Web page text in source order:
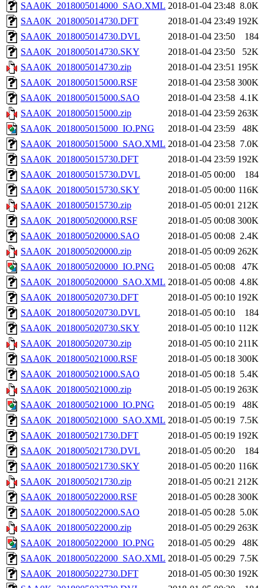
SAA0K_2018005014000_SAO.XML 2018-01-04 23:48 8.0K
SAA0K_2018005014730.DFT
2018-01-04 23:49 192K
SAA0K_2018005014730.DVL
2018-01-04 23:50
184
SAA0K_2018005014730.SKY
2018-01-04 23:50
52K
SAA0K_2018005014730.zip
2018-01-04 23:51 195K
SAA0K_2018005015000.RSF
2018-01-04 23:58 300K
SAA0K_2018005015000.SAO
2018-01-04 23:58 4.1K
SAA0K_2018005015000.zip
2018-01-04 23:59 263K
SAA0K_2018005015000_IO.PNG
2018-01-04 23:59
48K
SAA0K_2018005015000_SAO.XML 2018-01-04 23:58 7.0K
SAA0K_2018005015730.DFT
2018-01-04 23:59 192K
SAA0K_2018005015730.DVL
2018-01-05 00:00
184
SAA0K_2018005015730.SKY
2018-01-05 00:00 116K
SAA0K_2018005015730.zip
2018-01-05 00:01 212K
SAA0K_2018005020000.RSF
2018-01-05 00:08 300K
SAA0K_2018005020000.SAO
2018-01-05 00:08 2.4K
SAA0K_2018005020000.zip
2018-01-05 00:09 262K
SAA0K_2018005020000_IO.PNG
2018-01-05 00:08
47K
SAA0K_2018005020000_SAO.XML 2018-01-05 00:08 4.8K
SAA0K_2018005020730.DFT
2018-01-05 00:10 192K
SAA0K_2018005020730.DVL
2018-01-05 00:10
184
SAA0K_2018005020730.SKY
2018-01-05 00:10 112K
SAA0K_2018005020730.zip
2018-01-05 00:10 211K
SAA0K_2018005021000.RSF
2018-01-05 00:18 300K
SAA0K_2018005021000.SAO
2018-01-05 00:18 5.4K
SAA0K_2018005021000.zip
2018-01-05 00:19 263K
SAA0K_2018005021000_IO.PNG
2018-01-05 00:19
48K
SAA0K_2018005021000_SAO.XML 2018-01-05 00:19 7.5K
SAA0K_2018005021730.DFT
2018-01-05 00:19 192K
SAA0K_2018005021730.DVL
2018-01-05 00:20
184
SAA0K_2018005021730.SKY
2018-01-05 00:20 116K
SAA0K_2018005021730.zip
2018-01-05 00:21 212K
SAA0K_2018005022000.RSF
2018-01-05 00:28 300K
SAA0K_2018005022000.SAO
2018-01-05 00:28 5.0K
SAA0K_2018005022000.zip
2018-01-05 00:29 263K
SAA0K_2018005022000_IO.PNG
2018-01-05 00:29
48K
SAA0K_2018005022000_SAO.XML 2018-01-05 00:29 7.5K
SAA0K_2018005022730.DFT
2018-01-05 00:30 192K